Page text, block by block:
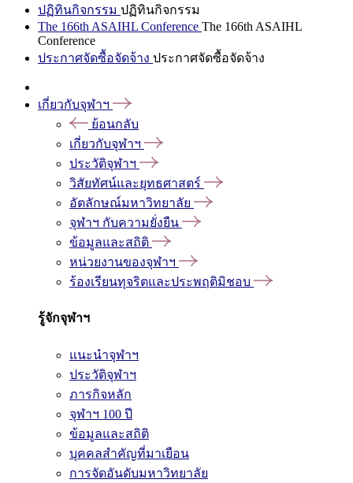
ปฏิทินกิจกรรม ปฏิทินกิจกรรม
The 166th ASAIHL Conference The 166th ASAIHL
Conference
ประกาศจัดซื้อจัดจ้าง ประกาศจัดซื้อจัดจ้าง
เกี่ยวกับจุฬาฯ
ย้อนกลับ
เกี่ยวกับจุฬาฯ
ประวัติจุฬาฯ
วิสัยทัศน์และยุทธศาสตร์
อัตลักษณ์มหาวิทยาลัย
จุฬาฯ กับความยั่งยืน
ข้อมูลและสถิติ
หน่วยงานของจุฬาฯ
ร้องเรียนทุจริตและประพฤติมิชอบ
รู้จักจุฬาฯ
แนะนำจุฬาฯ
ประวัติจุฬาฯ
ภารกิจหลัก
จุฬาฯ 100 ปี
ข้อมูลและสถิติ
บุคคลสำคัญที่มาเยือน
การจัดอันดับมหาวิทยาลัย